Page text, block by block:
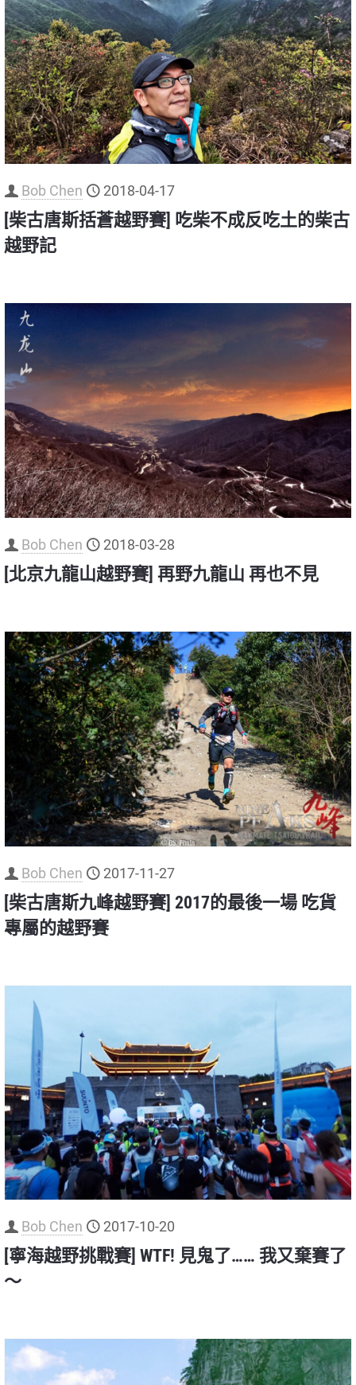
Bob Chen 2018-04-17
[柴古唐斯括蒼越野賽] 吃柴不成反吃土的柴古
越野記
Bob Chen 2018-03-28
[北京九龍山越野賽] 再野九龍山 再也不見
Bob Chen 2017-11-27
[柴古唐斯九峰越野賽] 2017的最後一場 吃貨
專屬的越野賽
Bob Chen 2017-10-20
[寧海越野挑戰賽] WTF! 見鬼了…… 我又棄賽了
～